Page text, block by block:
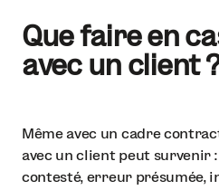
Que faire en
avec un client ?
Même avec un cadre
avec un client peut survenir
contesté, erreur présumée,